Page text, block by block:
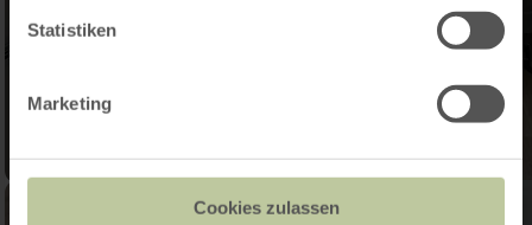
Statistiken
Marketing
Cookies zulassen